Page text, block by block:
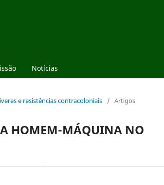
Notícias
e resistências contracoloniais / Artigos
HOMEM-MÁQUINA NO